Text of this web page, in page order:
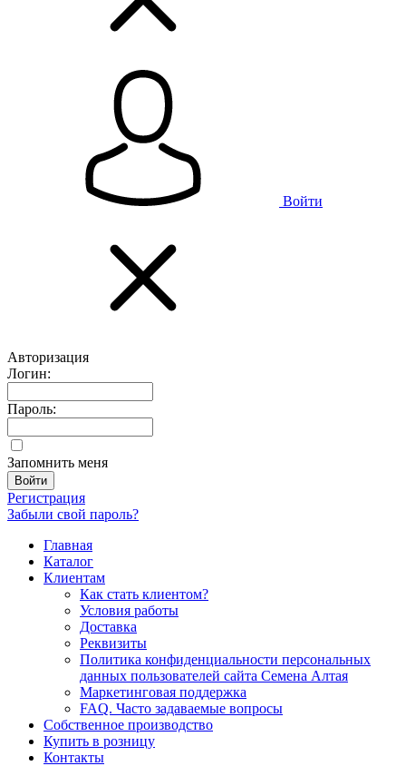
Войти
Авторизация
Логин:
Пароль:
Запомнить меня
Регистрация
Забыли свой пароль?
Главная
Каталог
Клиентам
Как стать клиентом?
Условия работы
Доставка
Реквизиты
Политика конфиденциальности персональных
данных пользователей сайта Семена Алтая
Маркетинговая поддержка
FAQ. Часто задаваемые вопросы
Собственное производство
Купить в розницу
Контакты